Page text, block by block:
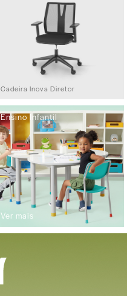
Cadeira Inova Diretor
Ensino Infantil
Ver mais